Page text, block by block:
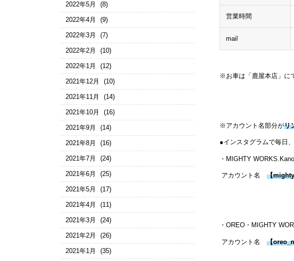
営業時間
mail
※お車は「鹿屋本店」に
※アカウント名部分がリ
●インスタグラムで毎日
・MIGHTY
アカウント名 【
・OREO・MIGHTY
アカウント名 【
2022年5月 (8)
2022年4月 (9)
2022年3月 (7)
2022年2月 (10)
2022年1月 (12)
2021年12月 (10)
2021年11月 (14)
2021年10月 (16)
2021年9月 (14)
2021年8月 (16)
2021年7月 (24)
2021年6月 (25)
2021年5月 (17)
2021年4月 (11)
2021年3月 (24)
2021年2月 (26)
2021年1月 (35)